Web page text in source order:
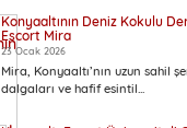
Konyaaltının Deniz Kokulu
Escort Mira
23 Ocak 2026
Mira, Konyaaltı’nın uzun sahil
dalgaları ve hafif esintil...